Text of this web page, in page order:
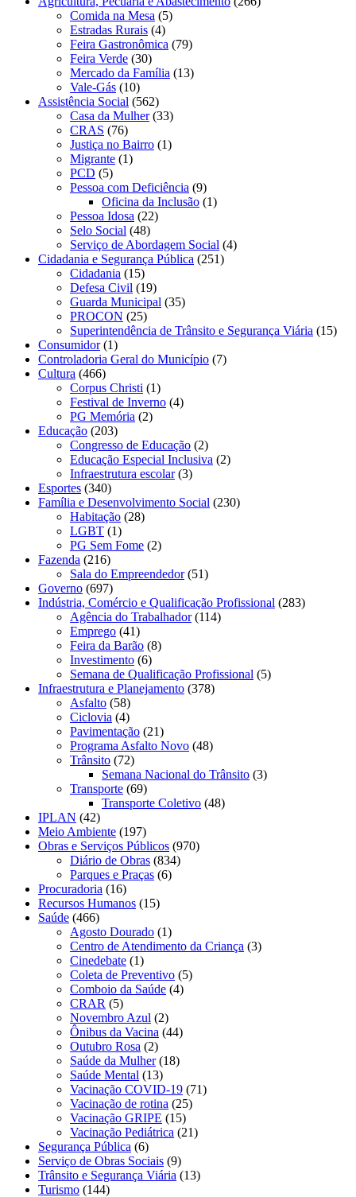
Comida na Mesa (5)
Estradas Rurais (4)
Feira Gastronômica (79)
Feira Verde (30)
Mercado da Família (13)
Vale-Gás (10)
Assistência Social (562)
Casa da Mulher(33)
CRAS (76)
Justiça no Bairro (1)
Migrante (1)
PCD (5)
Pessoa com Deficiência (9)
Oficina da Inclusão (1)
Pessoa Idosa (22)
Selo Social (48)
Serviço de Abordagem Social (4)
Cidadania e Segurança Pública (251)
Cidadania (15)
Defesa Civil (19)
Guarda Municipal (35)
PROCON (25)
Superintendência de Trânsito e Segurança Viária (15)
Consumidor(1)
Controladoria Geral do Município (7)
Cultura (466)
Corpus Christi (1)
Festival de Inverno (4)
PG Memória (2)
Educação (203)
Congresso de Educação (2)
Educação Especial Inclusiva (2)
Infraestrutura escolar(3)
Esportes (340)
Família e Desenvolvimento Social (230)
Habitação (28)
LGBT (1)
PG Sem Fome (2)
Fazenda (216)
Sala do Empreendedor(51)
Governo (697)
Indústria, Comércio e Qualificação Profissional (283)
Agência do Trabalhador(114)
Emprego (41)
Feira da Barão (8)
Investimento (6)
Semana de Qualificação Profissional (5)
Infraestrutura e Planejamento (378)
Asfalto (58)
Ciclovia (4)
Pavimentação (21)
Programa Asfalto Novo (48)
Trânsito (72)
Semana Nacional do Trânsito (3)
Transporte (69)
Transporte Coletivo (48)
IPLAN (42)
Meio Ambiente (197)
Obras e Serviços Públicos (970)
Diário de Obras (834)
Parques e Praças (6)
Procuradoria (16)
Recursos Humanos (15)
Saúde (466)
Agosto Dourado (1)
Centro de Atendimento da Criança (3)
Cinedebate (1)
Coleta de Preventivo (5)
Comboio da Saúde (4)
CRAR (5)
Novembro Azul (2)
Ônibus da Vacina (44)
Outubro Rosa (2)
Saúde da Mulher(18)
Saúde Mental (13)
Vacinação COVID-19 (71)
Vacinação de rotina (25)
Vacinação GRIPE (15)
Vacinação Pediátrica (21)
Segurança Pública (6)
Serviço de Obras Sociais (9)
Trânsito e Segurança Viária (13)
Turismo (144)